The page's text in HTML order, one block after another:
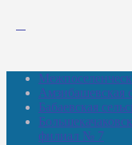
Амзибашевская
Бабаевская
филиал № 7